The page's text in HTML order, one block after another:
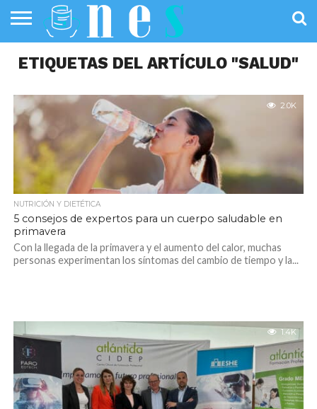
PÚBLICA
SANIDAD
INVESTIGACIÓN
ENTREVISTAS
PROFESIONALES
DE LA SALUD
INFOGRAFÍAS
DE SALUD
OPINIÓN
ETIQUETAS DEL ARTÍCULO "SALUD"
2.0K
NUTRICIÓN Y DIETÉTICA
5 consejos de expertos para un cuerpo saludable en
primavera
Con la llegada de la primavera y el aumento del calor, muchas
personas experimentan los síntomas del cambio de tiempo y la...
1.4K